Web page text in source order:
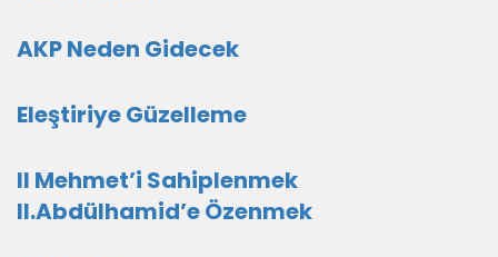
AKP Neden Gidecek
Eleştiriye Güzelleme
II Mehmet’i Sahiplenmek
II.Abdülhamid’e Özenmek